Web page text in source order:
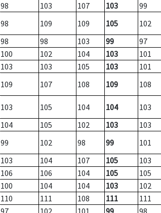
98 103 107 103
99
98 109 109 105
102
98 98 103 99
97
100 102 104 103
101
103 103 105 103
101
109 107 108 109 108
103 105 104 104
103
104 105 102 103
103
99 102 98 99
101
103 104 107 105
103
106 106 104 105
105
100 104 104 103
102
110 111 108 111
111